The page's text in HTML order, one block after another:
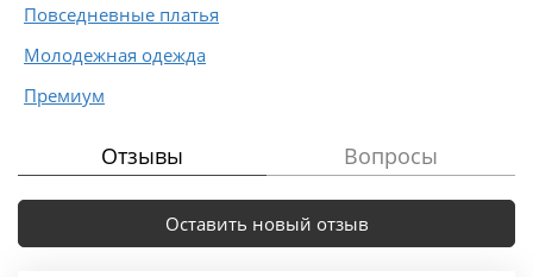
Повседневные платья
Молодежная одежда
Премиум
Отзывы Вопросы
Оставить новый отзыв